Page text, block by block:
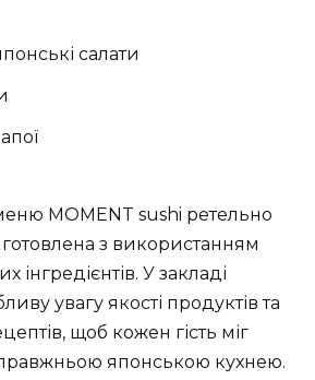
салати
MOMENT sushi ретельно
з використанням
інгредієнтів. У закладі
увагу якості продуктів та
щоб кожен гість міг
японською кухнею.